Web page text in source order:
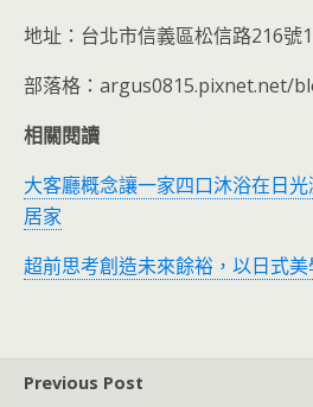
地址：台北市信義區松信路216號
部落格：argus0815.pixnet.net/
相關閱讀
大客廳概念讓一家四口沐浴在日
居家
超前思考創造未來餘裕，以日式
Previous Post